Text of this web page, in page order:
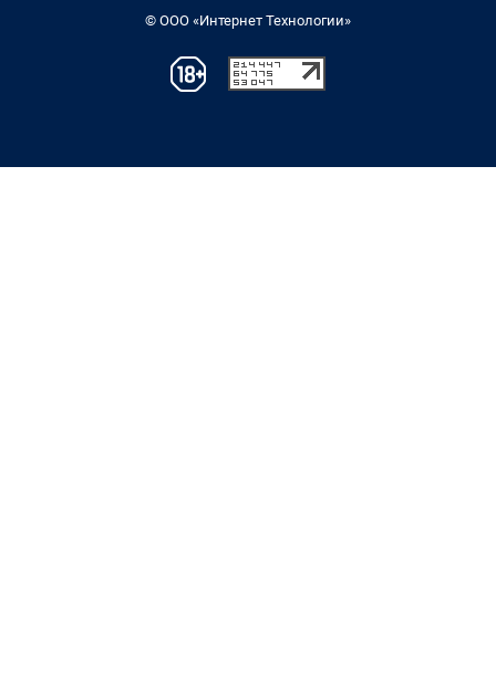
© ООО «Интернет Технологии»